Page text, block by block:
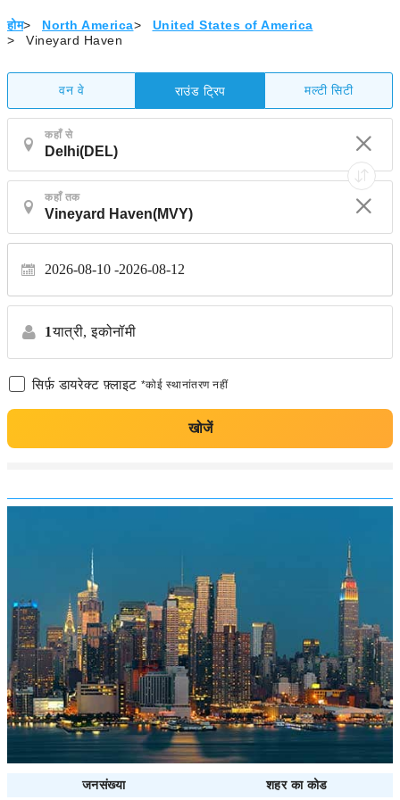
होम> North America>
United States of America
>
Vineyard Haven
वन वे राउंड ट्रिप मल्टी सिटी
कहाँ से
कहाँ तक
2026-08-10 2026-08-12
1यात्री, इकोनॉमी
सिर्फ़ डायरेक्ट फ़्लाइट *कोई स्थानांतरण नहीं
खोजें
जनसंख्या शहर का कोड